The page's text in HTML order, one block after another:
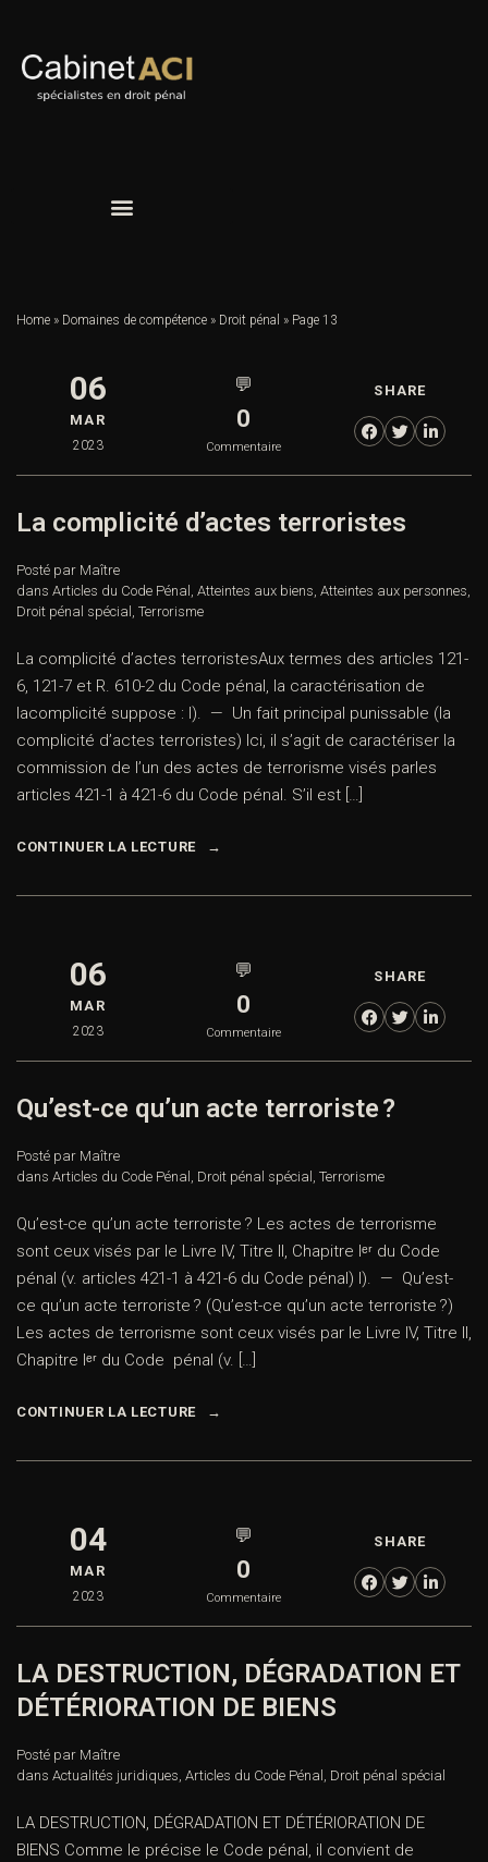
Home » Domaines de compétence » Droit pénal » Page 13
06
MAR
2023
💬
0
Commentaire
SHARE
La complicité d’actes terroristes
Posté par Maître
dans Articles du Code Pénal , Atteintes aux biens, Atteintes aux personnes,
Droit pénal spécial , Terrorisme
La complicité d’actes terroristesAux termes des articles 121-
6, 121-7 et R. 610-2 du Code pénal, la caractérisation de
lacomplicité suppose : I). — Un fait principal punissable (la
complicité d’actes terroristes) Ici, il s’agit de caractériser la
commission de l’un des actes de terrorisme visés parles
articles 421-1 à 421-6 du Code pénal. S’il est […]
CONTINUER LA LECTURE
06
MAR
2023
💬
0
Commentaire
SHARE
Qu’est-ce qu’un acte terroriste ?
Posté par Maître
dans Articles du Code Pénal , Droit pénal spécial , Terrorisme
Qu’est-ce qu’un acte terroriste ? Les actes de terrorisme
sont ceux visés par le Livre IV, Titre II, Chapitre Iᵉʳ du Code
pénal (v. articles 421-1 à 421-6 du Code pénal) I). — Qu’est-
ce qu’un acte terroriste ? (Qu’est-ce qu’un acte terroriste ?)
Les actes de terrorisme sont ceux visés par le Livre IV, Titre II,
Chapitre Iᵉʳ du Code pénal (v. […]
CONTINUER LA LECTURE
04
MAR
2023
💬
0
Commentaire
SHARE
LA DESTRUCTION, DÉGRADATION ET
DÉTÉRIORATION DE BIENS
Posté par Maître
dans Actualités juridiques, Articles du Code Pénal , Droit pénal spécial
LA DESTRUCTION, DÉGRADATION ET DÉTÉRIORATION DE
BIENS Comme le précise le Code pénal, il convient de